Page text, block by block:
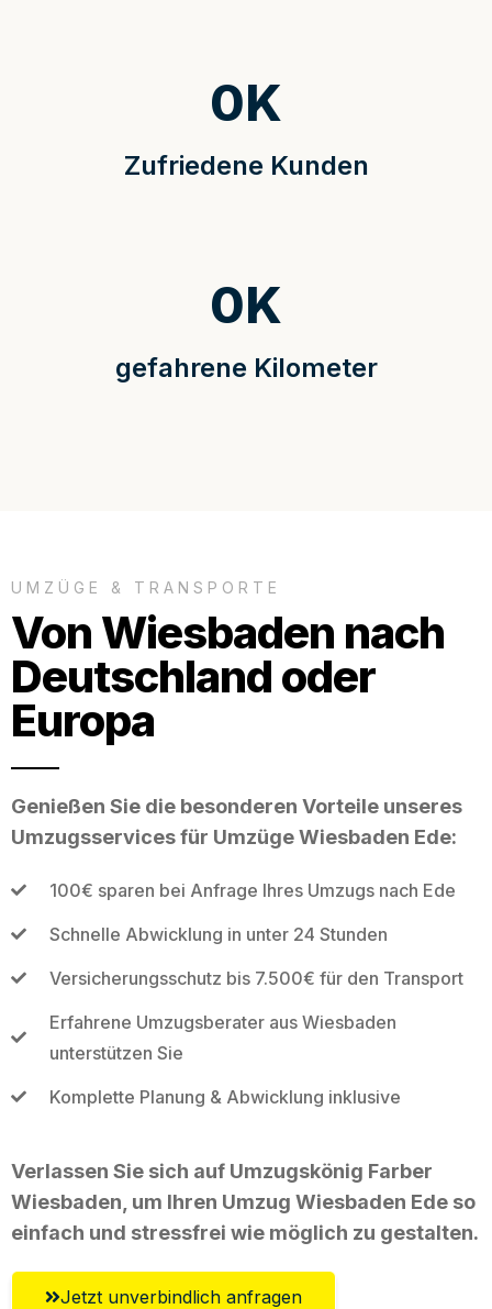
Zufriedene Kunden
0K
gefahrene Kilometer
0K
UMZÜGE & TRANSPORTE
Von Wiesbaden nach
Deutschland oder
Europa
Genießen Sie die besonderen Vorteile unseres
Umzugsservices für Umzüge Wiesbaden Ede:
100€ sparen bei Anfrage Ihres Umzugs nach Ede
Schnelle Abwicklung in unter 24 Stunden
Versicherungsschutz bis 7.500€ für den Transport
Erfahrene Umzugsberater aus Wiesbaden
unterstützen Sie
Komplette Planung & Abwicklung inklusive
Verlassen Sie sich auf Umzugskönig Farber
Wiesbaden, um Ihren Umzug Wiesbaden Ede so
einfach und stressfrei wie möglich zu gestalten.
Jetzt unverbindlich anfragen